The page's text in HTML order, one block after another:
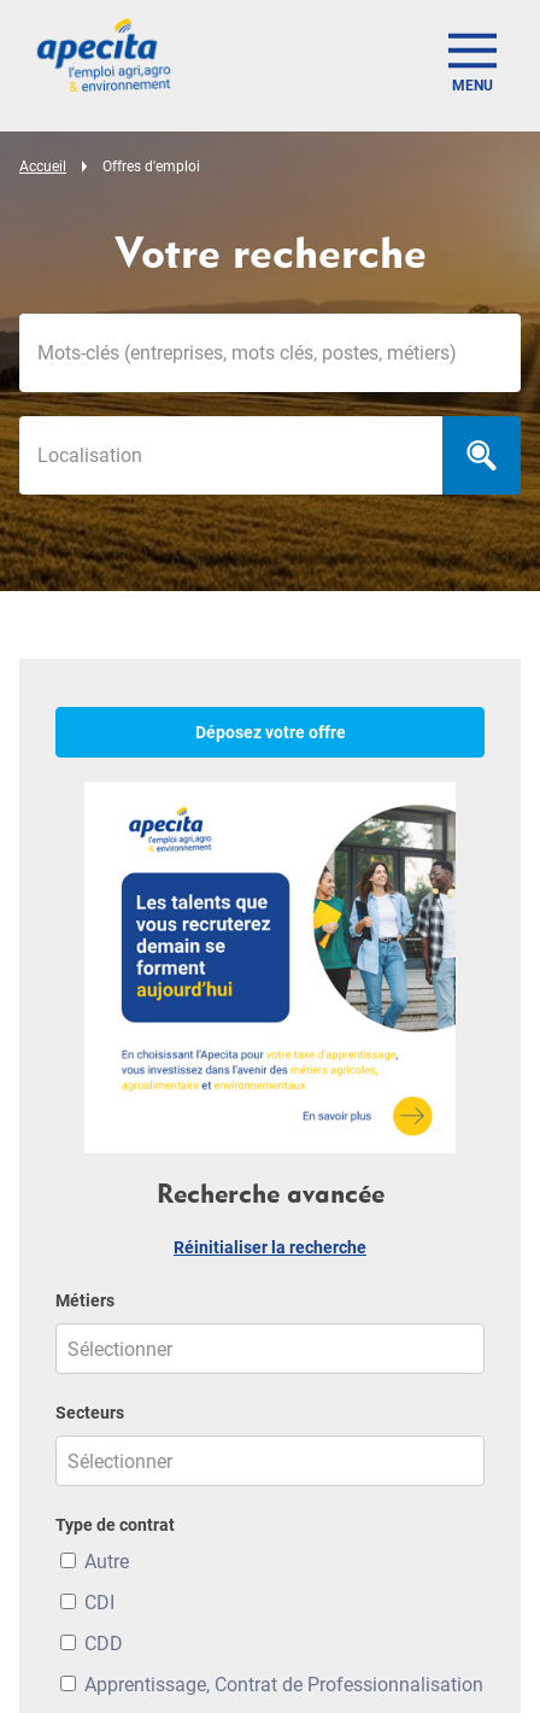
MENU
Accueil Offres d'emploi
Votre recherche
Déposez votre offre
Recherche avancée
Réinitialiser la recherche
Métiers
Secteurs
Type de contrat
Autre
CDI
CDD
Apprentissage, Contrat de Professionnalisation